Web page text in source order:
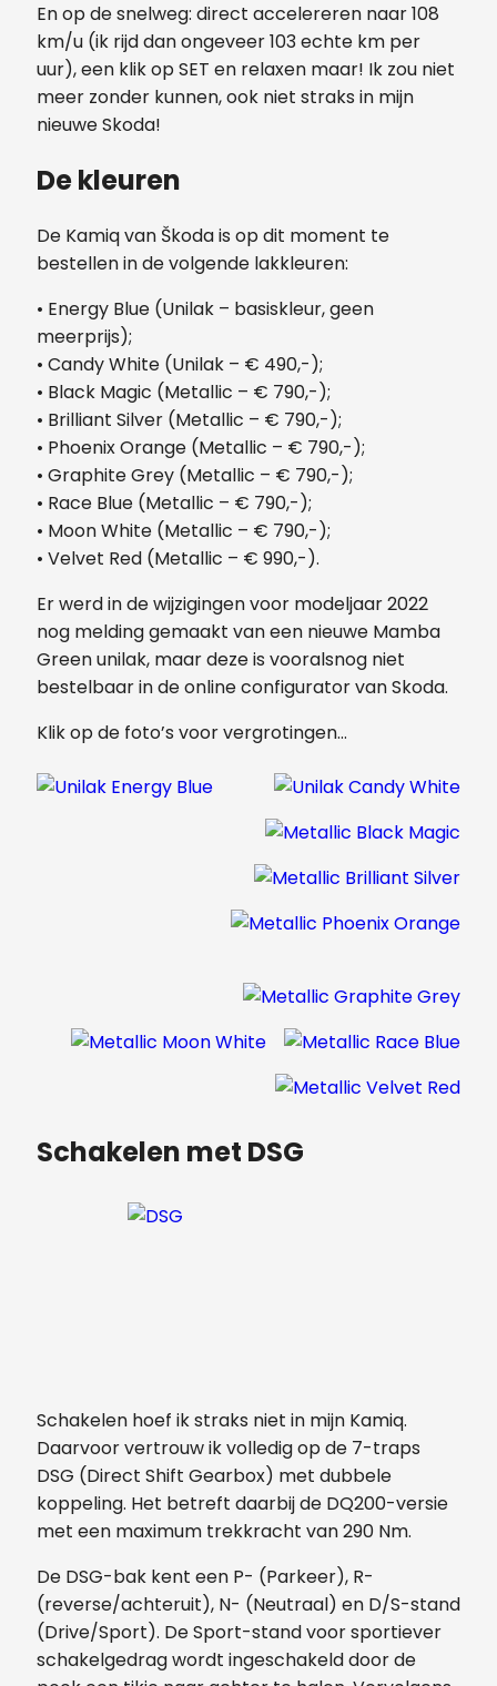
En op de snelweg: direct accelereren naar 108
km/u (ik rijd dan ongeveer 103 echte km per
uur), een klik op SET en relaxen maar! Ik zou niet
meer zonder kunnen, ook niet straks in mijn
nieuwe Skoda!
De kleuren
De Kamiq van Škoda is op dit moment te
bestellen in de volgende lakkleuren:
• Energy Blue (Unilak – basiskleur, geen
meerprijs);
• Candy White (Unilak – € 490,-);
• Black Magic (Metallic – € 790,-);
• Brilliant Silver (Metallic – € 790,-);
• Phoenix Orange (Metallic – € 790,-);
• Graphite Grey (Metallic – € 790,-);
• Race Blue (Metallic – € 790,-);
• Moon White (Metallic – € 790,-);
• Velvet Red (Metallic – € 990,-).
Er werd in de wijzigingen voor modeljaar 2022
nog melding gemaakt van een nieuwe Mamba
Green unilak, maar deze is vooralsnog niet
bestelbaar in de online configurator van Skoda.
Klik op de foto’s voor vergrotingen…
Schakelen met DSG
Schakelen hoef ik straks niet in mijn Kamiq.
Daarvoor vertrouw ik volledig op de 7-traps
DSG (Direct Shift Gearbox) met dubbele
koppeling. Het betreft daarbij de DQ200-versie
met een maximum trekkracht van 290 Nm.
De DSG-bak kent een P- (Parkeer), R-
(reverse/achteruit), N- (Neutraal) en D/S-stand
(Drive/Sport). De Sport-stand voor sportiever
schakelgedrag wordt ingeschakeld door de